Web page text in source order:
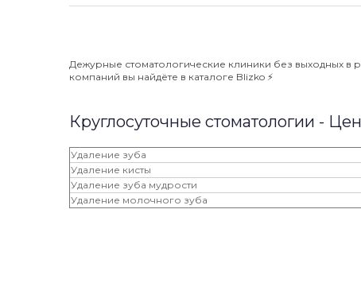
Дежурные стоматологические клиники без выходных в
компаний вы найдёте в каталоге Blizko ⚡️
Круглосуточные стоматологии -
Удаление зуба
Удаление кисты
Удаление зуба мудрости
Удаление молочного зуба